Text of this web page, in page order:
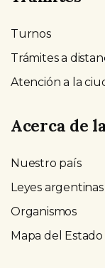
Turnos
Trámites a
Atención a la
Acerca de
Nuestro país
Leyes argentinas
Organismos
Mapa del Estado